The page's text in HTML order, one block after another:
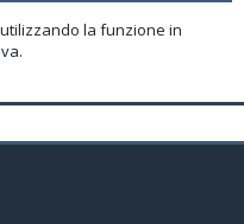
la funzione in